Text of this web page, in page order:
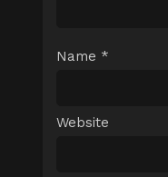
Name *
Website